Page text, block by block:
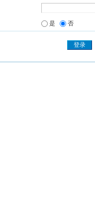
是 否